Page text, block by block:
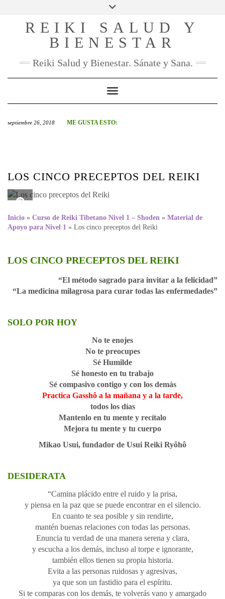
SOCIAL
FACEBOOK
INSTAGRAM
PINTEREST
YOU
TUBE
CONTACTO
REIKI SALUD Y
BIENESTAR
Reiki Salud y Bienestar. Sánate y Sana.
Toggle Navigation
septiembre 26, 2018 ME GUSTA ESTO:
LOS CINCO PRECEPTOS DEL REIKI
Inicio » Curso de Reiki Tibetano Nivel 1 – Shoden » Material de
Apoyo para Nivel 1 » Los cinco preceptos del Reiki
LOS CINCO PRECEPTOS DEL REIKI
“El método sagrado para invitar a la felicidad”
“La medicina milagrosa para curar todas las enfermedades”
SOLO POR HOY
No te enojes
No te preocupes
Sé Humilde
Sé honesto en tu trabajo
Sé compasivo contigo y con los demás
Practica Gasshô a la mañana y a la tarde,
todos los días
Mantenlo en tu mente y recítalo
Mejora tu mente y tu cuerpo
Mikao Usui, fundador de Usui Reiki Ryôhô
DESIDERATA
“Camina plácido entre el ruido y la prisa,
y piensa en la paz que se puede encontrar en el silencio.
En cuanto te sea posible y sin rendirte,
mantén buenas relaciones con todas las personas.
Enuncia tu verdad de una manera serena y clara,
y escucha a los demás, incluso al torpe e ignorante,
también ellos tienen su propia historia.
Evita a las personas ruidosas y agresivas,
ya que son un fastidio para el espíritu.
Si te comparas con los demás, te volverás vano y amargado